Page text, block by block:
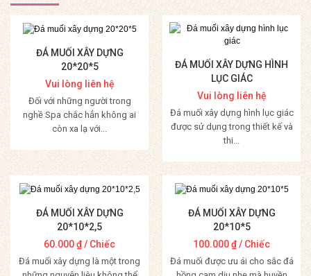
ĐÁ MUỐI XÂY DỰNG
20*20*5
Vui lòng liên hệ
Đối với những người trong
nghề Spa chắc hẳn không ai
còn xa lạ với...
Mua Hàng
ĐÁ MUỐI XÂY DỰNG HÌNH
LỤC GIÁC
Vui lòng liên hệ
Đá muối xây dựng hình lục giác
được sử dụng trong thiết kế và
thi...
Mua Hàng
ĐÁ MUỐI XÂY DỰNG
20*10*2,5
60.000₫/ Chiếc
Đá muối xây dựng là một trong
ĐÁ MUỐI XÂY DỰNG
20*10*5
100.000₫/ Chiếc
Đá muối được ưu ái cho sắc đá